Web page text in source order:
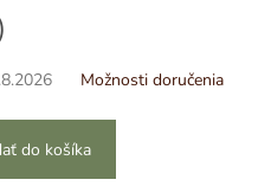
Možnosti doručenia
do košíka